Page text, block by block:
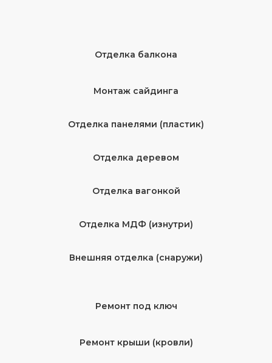
Отделка балкона
Монтаж сайдинга
Отделка панелями (пластик)
Отделка деревом
Отделка вагонкой
Отделка МДФ (изнутри)
Внешняя отделка (снаружи)
Ремонт под ключ
Ремонт крыши (кровли)